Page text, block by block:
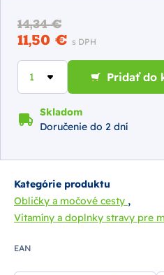
14,34 €
11,50 € s DPH
Pridať do
Skladom
Doručenie do 2 dní
Kategórie produktu
Obličky a močové cesty ,
Vitamíny a doplnky stravy pre
EAN